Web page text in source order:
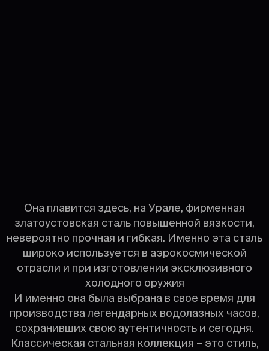
Она плавится здесь, на Урале, фирменная
златоустовская сталь повышенной вязкости,
невероятно прочная и гибкая. Именно эта сталь
широко используется в аэрокосмической
отрасли и при изготовлении эксклюзивного
холодного оружия
И именно она была выбрана в свое время для
производства легендарных водолазных часов,
сохранивших свою аутентичность и сегодня.
Классическая стальная коллекция – это стиль,